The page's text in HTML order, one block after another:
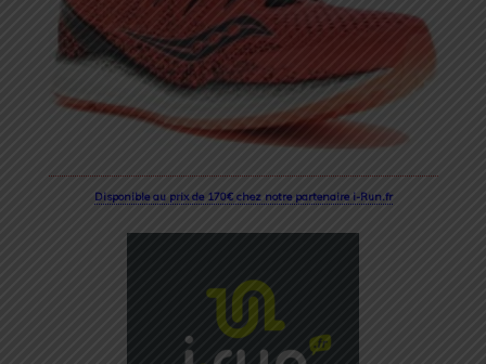
Disponible au prix de 170€ chez notre partenaire i-Run.fr